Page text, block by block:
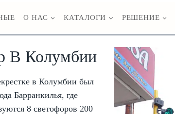
О НАС КАТАЛОГИ РЕШЕНИЕ
В Колумбии
в Колумбии был
Барранкилья, где
8 светофоров 200